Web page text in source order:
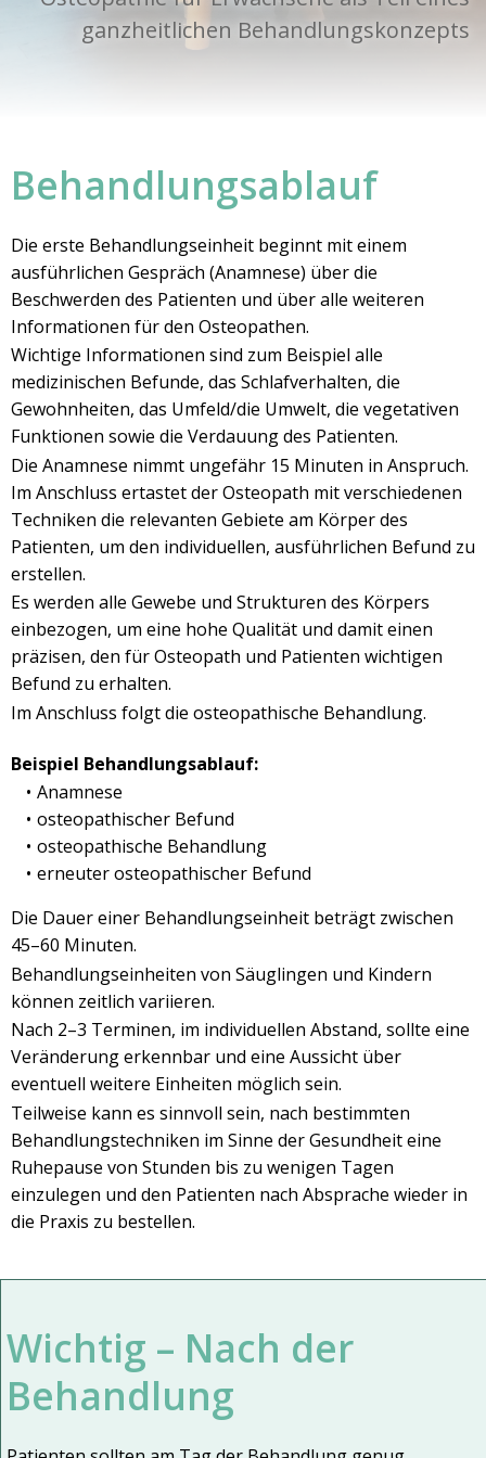
ganzheitlichen Behandlungskonzepts
Behandlungsablauf
Die erste Behandlungseinheit beginnt mit einem
ausführlichen Gespräch (Anamnese) über die
Beschwerden des Patienten und über alle weiteren
Informationen für den Osteopathen.
Wichtige Informationen sind zum Beispiel alle
medizinischen Befunde, das Schlafverhalten, die
Gewohnheiten, das Umfeld/die Umwelt, die vegetativen
Funktionen sowie die Verdauung des Patienten.
Die Anamnese nimmt ungefähr 15 Minuten in Anspruch.
Im Anschluss ertastet der Osteopath mit verschiedenen
Techniken die relevanten Gebiete am Körper des
Patienten, um den individuellen, ausführlichen Befund zu
erstellen.
Es werden alle Gewebe und Strukturen des Körpers
einbezogen, um eine hohe Qualität und damit einen
präzisen, den für Osteopath und Patienten wichtigen
Befund zu erhalten.
Im Anschluss folgt die osteopathische Behandlung.
Beispiel Behandlungsablauf:
Anamnese
osteopathischer Befund
osteopathische Behandlung
erneuter osteopathischer Befund
Die Dauer einer Behandlungseinheit beträgt zwischen
45–60 Minuten.
Behandlungseinheiten von Säuglingen und Kindern
können zeitlich variieren.
Nach 2–3 Terminen, im individuellen Abstand, sollte eine
Veränderung erkennbar und eine Aussicht über
eventuell weitere Einheiten möglich sein.
Teilweise kann es sinnvoll sein, nach bestimmten
Behandlungstechniken im Sinne der Gesundheit eine
Ruhepause von Stunden bis zu wenigen Tagen
einzulegen und den Patienten nach Absprache wieder in
die Praxis zu bestellen.
Wichtig – Nach der
Behandlung